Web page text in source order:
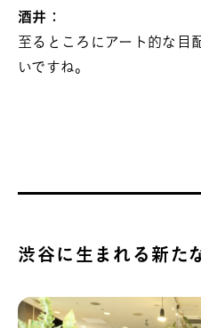
酒井：
至るところにアート的な目
いですね。
渋谷に生まれる新た